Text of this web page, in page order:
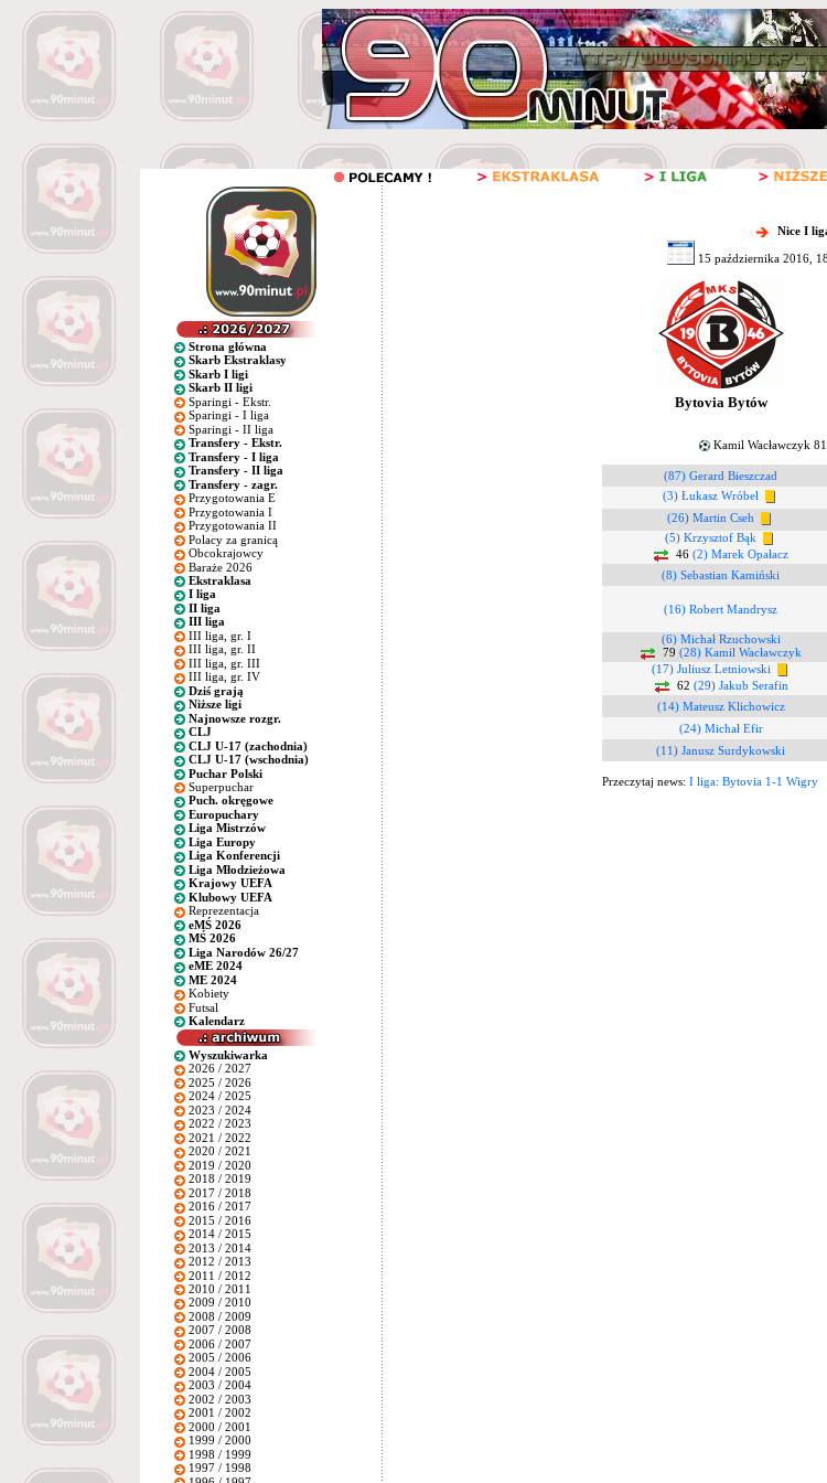
Strona główna
Skarb Ekstraklasy
Skarb I ligi
Skarb II ligi
Sparingi - Ekstr.
Sparingi - I liga
Sparingi - II liga
Transfery - Ekstr.
Transfery - I liga
Transfery - II liga
Transfery - zagr.
Przygotowania E
Przygotowania I
Przygotowania II
Polacy za granicą
Obcokrajowcy
Baraże 2026
Ekstraklasa
I liga
II liga
III liga
III liga, gr. I
III liga, gr. II
III liga, gr. III
III liga, gr. IV
Dziś grają
Niższe ligi
Najnowsze rozgr.
CLJ
CLJ U-17 (zachodnia)
CLJ U-17 (wschodnia)
Puchar Polski
Superpuchar
Puch. okręgowe
Europuchary
Liga Mistrzów
Liga Europy
Liga Konferencji
Liga Młodzieżowa
Krajowy UEFA
Klubowy UEFA
Reprezentacja
eMŚ 2026
MŚ 2026
Liga Narodów 26/27
eME 2024
ME 2024
Kobiety
Futsal
Kalendarz
Wyszukiwarka
2026 / 2027
2025 / 2026
2024 / 2025
2023 / 2024
2022 / 2023
2021 / 2022
2020 / 2021
2019 / 2020
2018 / 2019
2017 / 2018
2016 / 2017
2015 / 2016
2014 / 2015
2013 / 2014
2012 / 2013
2011 / 2012
2010 / 2011
2009 / 2010
2008 / 2009
2007 / 2008
2006 / 2007
2005 / 2006
2004 / 2005
2003 / 2004
2002 / 2003
2001 / 2002
2000 / 2001
1999 / 2000
1998 / 1999
1997 / 1998
Nice I
15 października 2016,
Bytovia Bytów
Kamil Wacławczyk
(87) Gerard Bieszczad
(3) Łukasz Wróbel
(26) Martin Cseh
(5) Krzysztof Bąk
46 (2) Marek Opałacz
(8) Sebastian Kamiński
(16) Robert Mandrysz
(6) Michał Rzuchowski
79 (28) Kamil Wacławczyk
(17) Juliusz Letniowski
62 (29) Jakub Serafin
(14) Mateusz Klichowicz
(24) Michał Efir
(11) Janusz Surdykowski
Przeczytaj news: I liga: Bytovia 1-1 Wigry